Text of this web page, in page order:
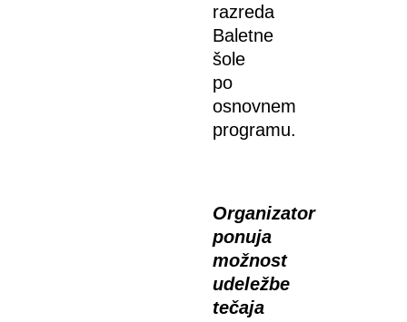
razreda
Baletne
šole
po
osnovnem
programu.
Organizator
ponuja
možnost
udeležbe
tečaja